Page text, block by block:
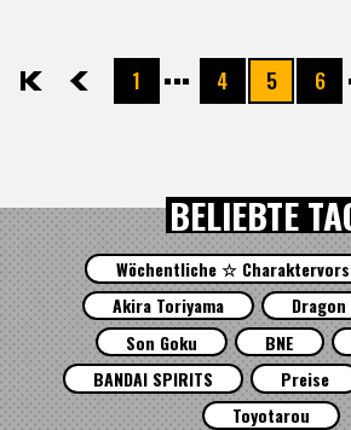
先頭 前へ1 4 5 6
BELIEBTE
Wöchentliche ☆
Akira Toriyama
Son Goku
BNE
BANDAI SPIRITS
Preise
Toyotarou